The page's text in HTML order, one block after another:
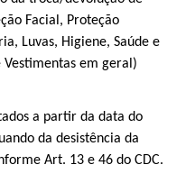
Facial, Proteção
Luvas, Higiene, Saúde e
Vestimentas em geral)
a partir da data do
da desistência da
Art. 13 e 46 do CDC.